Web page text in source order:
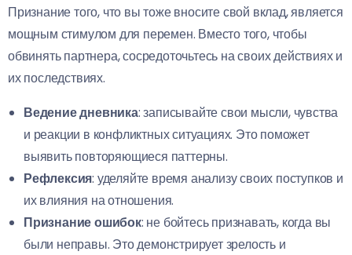
Признание того, что вы тоже вносите свой вклад, является
мощным стимулом для перемен. Вместо того, чтобы
обвинять партнера, сосредоточьтесь на своих действиях и
их последствиях.
Ведение дневника: записывайте свои мысли, чувства
и реакции в конфликтных ситуациях. Это поможет
выявить повторяющиеся паттерны.
Рефлексия: уделяйте время анализу своих поступков и
их влияния на отношения.
Признание ошибок: не бойтесь признавать, когда вы
были неправы. Это демонстрирует зрелость и